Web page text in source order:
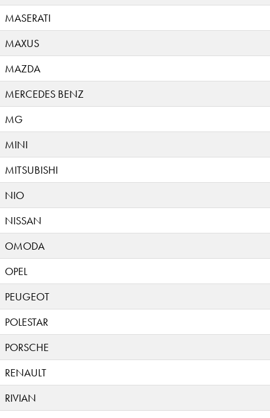
MASERATI
MAXUS
MAZDA
MERCEDES BENZ
MG
MINI
MITSUBISHI
NIO
NISSAN
OMODA
OPEL
PEUGEOT
POLESTAR
PORSCHE
RENAULT
RIVIAN